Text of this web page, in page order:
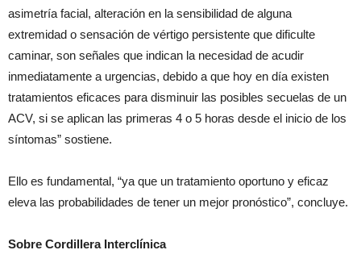
asimetría facial, alteración en la sensibilidad de alguna
extremidad o sensación de vértigo persistente que dificulte
caminar, son señales que indican la necesidad de acudir
inmediatamente a urgencias, debido a que hoy en día existen
tratamientos eficaces para disminuir las posibles secuelas de un
ACV, si se aplican las primeras 4 o 5 horas desde el inicio de los
síntomas” sostiene.
Ello es fundamental, “ya que un tratamiento oportuno y eficaz
eleva las probabilidades de tener un mejor pronóstico”, concluye.
Sobre Cordillera Interclínica